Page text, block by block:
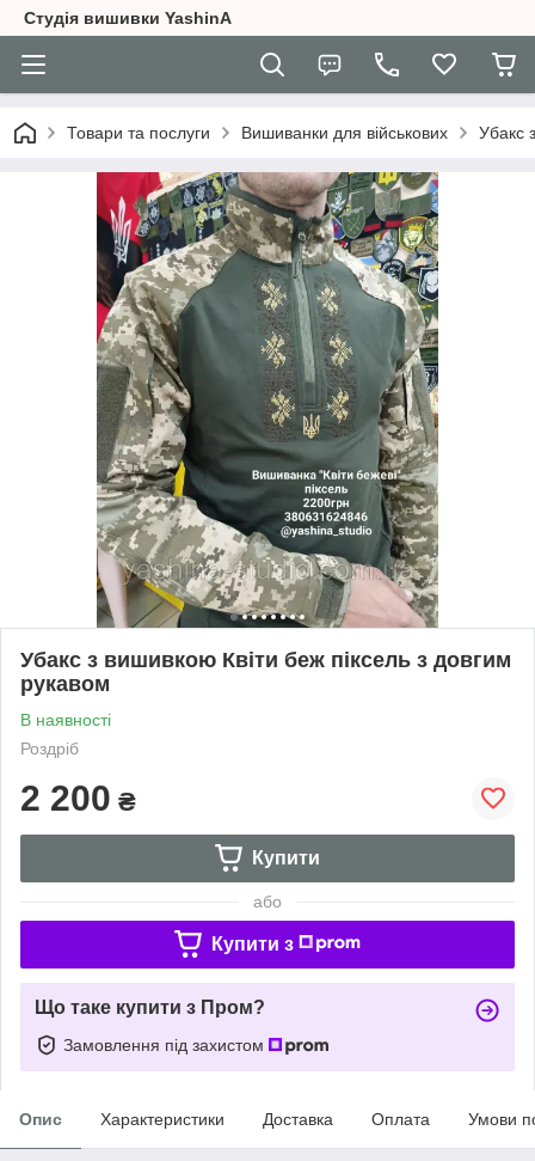
Студія вишивки YashinA
Товари та послуги Вишиванки для військових Убакс
Убакс з вишивкою Квіти беж піксель з довгим
рукавом
В наявності
Роздріб
2 200 ₴
Купити
або
Купити з
Що таке купити з Пром?
Замовлення під захистом
Опис Характеристики Доставка Оплата Умови